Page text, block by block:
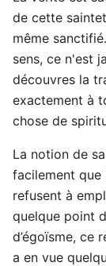
de cette
même
sens, ce n'est
découvres la
exactement à
chose de
La notion de
facilement que
refusent à
quelque point
d’égoïsme, ce
a en vue